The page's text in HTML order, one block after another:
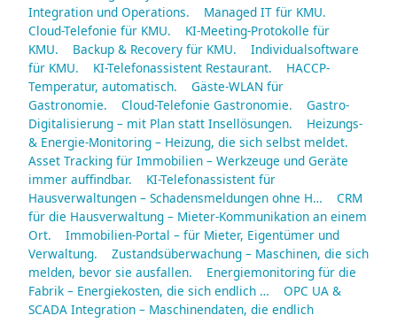
Integration und Operations.
Managed IT für KMU.
Cloud-Telefonie für KMU.
KI-Meeting-Protokolle für
KMU.
Backup & Recovery für KMU.
Individualsoftware
für KMU.
KI-Telefonassistent Restaurant.
HACCP-
Temperatur, automatisch.
Gäste-WLAN für
Gastronomie.
Cloud-Telefonie Gastronomie.
Gastro-
Digitalisierung – mit Plan statt Insellösungen.
Heizungs-
& Energie-Monitoring – Heizung, die sich selbst meldet.
Asset Tracking für Immobilien – Werkzeuge und Geräte
immer auffindbar.
KI-Telefonassistent für
Hausverwaltungen – Schadensmeldungen ohne H…
CRM
für die Hausverwaltung – Mieter-Kommunikation an einem
Ort.
Immobilien-Portal – für Mieter, Eigentümer und
Verwaltung.
Zustandsüberwachung – Maschinen, die sich
melden, bevor sie ausfallen.
Energiemonitoring für die
Fabrik – Energiekosten, die sich endlich …
OPC UA &
SCADA Integration – Maschinendaten, die endlich